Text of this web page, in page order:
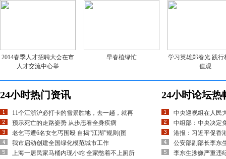
2014春季人才招聘大会在市
人才交流中心举
早春植绿忙
学习英雄郑春光 践行
值观
24小时热门资讯
11个江浙沪必打卡的雪景胜地，去一趟，就再
预示死亡的走路姿势 从步态看全身疾病
老乞丐遭6名女乞丐围殴 自揭“江湖”规则(图
我市启动创建全国绿化模范城市工作
上海一居民家马桶内现小蛇 全家憋着不上厕所
24小时论坛热
中央巡视组在人民
中组部：中央决定
港报：习近平促香
公安部副部长李东
李东生涉嫌严重违